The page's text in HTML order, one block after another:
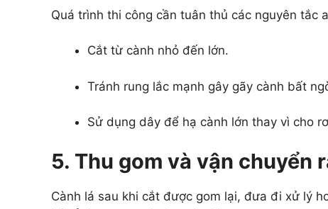
Quá trình thi công cần tuân thủ các nguyên tắc
Cắt từ cành nhỏ đến lớn.
Tránh rung lắc mạnh gây gãy cành bất
Sử dụng dây để hạ cành lớn thay vì cho
5. Thu gom và vận chuyển
Cành lá sau khi cắt được gom lại, đưa đi xử lý